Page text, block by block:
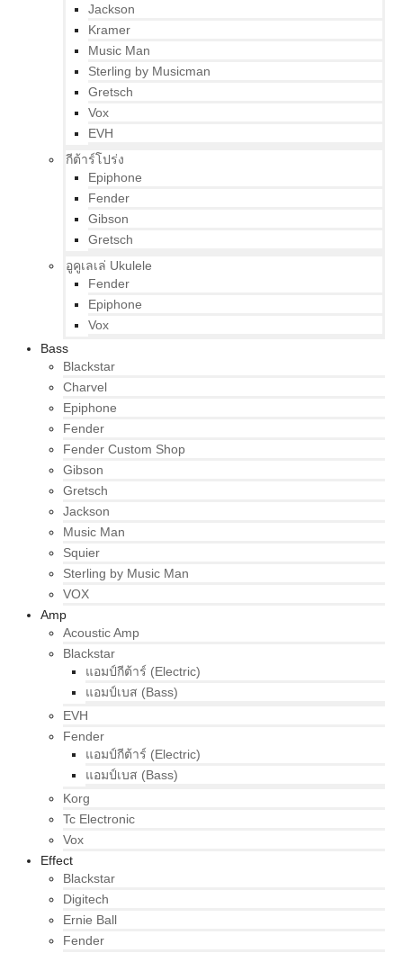
Jackson
Kramer
Music Man
Sterling by Musicman
Gretsch
Vox
EVH
กีต้าร์โปร่ง
Epiphone
Fender
Gibson
Gretsch
อูคูเลเล่ Ukulele
Fender
Epiphone
Vox
Bass
Blackstar
Charvel
Epiphone
Fender
Fender Custom Shop
Gibson
Gretsch
Jackson
Music Man
Squier
Sterling by Music Man
VOX
Amp
Acoustic Amp
Blackstar
แอมป์กีต้าร์ (Electric)
แอมป์เบส (Bass)
EVH
Fender
แอมป์กีต้าร์ (Electric)
แอมป์เบส (Bass)
Korg
Tc Electronic
Vox
Effect
Blackstar
Digitech
Ernie Ball
Fender